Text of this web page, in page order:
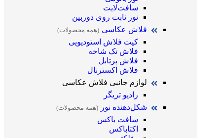
سافت‌لایت
نور ثابت روی دوربین
فلاش عکاسی (همه محصولات)
کیت فلاش استودیویی
فلاش تک شاخه
فلاش پرتابل
فلاش اکسترنال
لوازم جانبی فلاش عکاسی
رادیو تریگر
شکل‌دهنده نور
(همه محصولات)
سافت باکس
اکتاباکس